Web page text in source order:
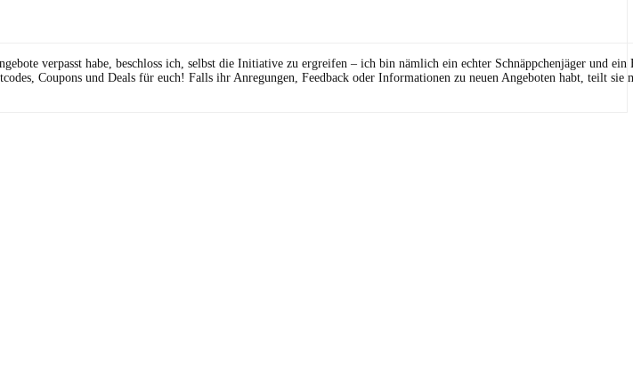
verpasst habe, beschloss ich, selbst die Initiative zu ergreifen – ich bin nämlich ein echter Schnäppchenjäger und ein
Coupons und Deals für euch! Falls ihr Anregungen, Feedback oder Informationen zu neuen Angeboten habt, teilt